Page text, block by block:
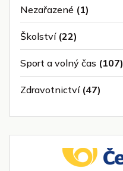
Nezařazené (1)
Školství(22)
Sport a volný čas (107)
Zdravotnictví(47)